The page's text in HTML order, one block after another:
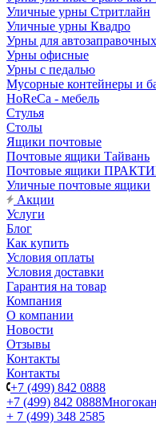
Уличные урны Стритлайн
Уличные урны Квадро
Урны для
Урны офисные
Урны с педалью
Мусорные контейнеры и
HoReCa - мебель
Стулья
Столы
Ящики почтовые
Почтовые ящики Тайвань
Почтовые ящики
Уличные почтовые ящики
Акции
Услуги
Блог
Как купить
Условия оплаты
Условия доставки
Гарантия на товар
Компания
О компании
Новости
Отзывы
Контакты
Контакты
+7 (499) 842 0888
+7 (499) 842 0888
+ 7 (499) 348 2585